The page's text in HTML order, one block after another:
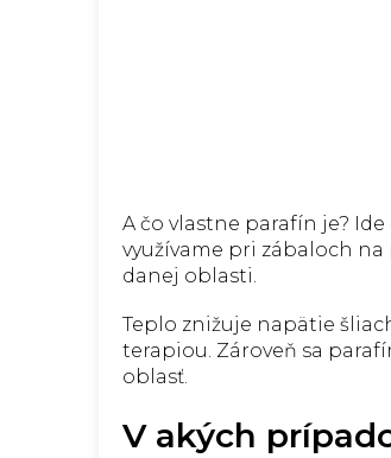
A čo vlastne parafín je?
využívame pri zábaloch
danej oblasti.
Teplo znižuje napätie
terapiou. Zároveň sa
oblasť.
V akých